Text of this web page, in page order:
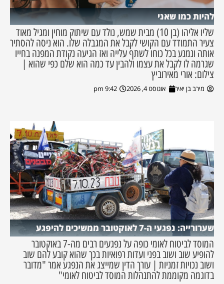
להיות כמו שאני
שליו אליהו (בן 10) מבית שמש, נולד עם שיתוק מוחין ומגיל מאוד
צעיר התמודד עם הקושי לקבל את המגבלה שלו. הוא ניסה להסתיר
אותה ונמנע בכל כוחו לשתף עלייה ואז הגיעה נקודת המפנה בחייו
שגרמה לו לקבל את עצמו ולהבין עד כמה הוא שלם כפי שהוא |
צילום: אורי מאירוביץ
מירב בן יאיר אוגוסט 4, 2026 9:42 pm
שערורייה: נפגעי ה-7 לאוקטובר ממשיכים להיפגע
המוסד לביטוח לאומי כופה על נפגעים רבים מה-7 באוקטובר
להופיע שוב ושוב בפני ועדות רפואיות בכך שהוא קובע להם שוב
ושוב נכויות זמניות | עורך הדין שמייצג את הנפגע אמר "מדובר
בדוגמה מקוממת להתנהלות המוסד לביטוח לאומי"